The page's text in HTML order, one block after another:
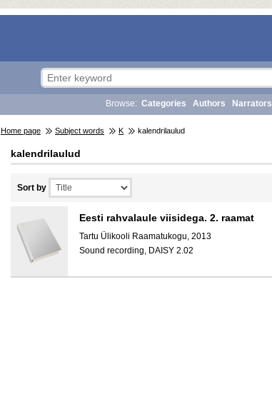
Browse: Categories Authors Narrators
Home page Subject words K kalendrilaulud
kalendrilaulud
Sort by
Eesti rahvalaule viisidega. 2. raamat
Tartu Ülikooli Raamatukogu, 2013
Sound recording, DAISY 2.02